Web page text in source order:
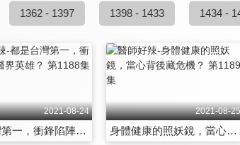
1362 - 1397 1398 - 1433 1434 -
2021-08-24
都是台灣第一，衝鋒陷陣的醫界英雄？ 第1188集
2021-08-25
身體健康的照妖鏡，當心背後藏危機？ 第1189集